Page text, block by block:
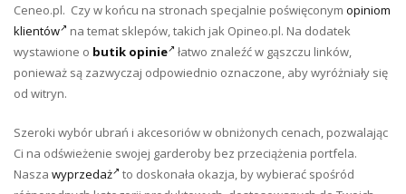
Ceneo.pl. Czy w końcu na stronach specjalnie poświęconym opiniom
klientów
na temat sklepów, takich jak Opineo.pl. Na dodatek
wystawione o butik opinie
łatwo znaleźć w gąszczu linków,
ponieważ są zazwyczaj odpowiednio oznaczone, aby wyróżniały się
od witryn.
Szeroki wybór ubrań i akcesoriów w obniżonych cenach, pozwalając
Ci na odświeżenie swojej garderoby bez przeciążenia portfela.
Nasza wyprzedaż
to doskonała okazja, by wybierać spośród